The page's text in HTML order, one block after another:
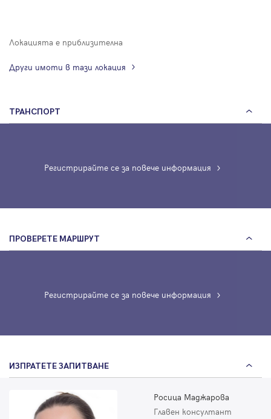
Локацията е приблизителна
Други имоти в тази локация
ТРАНСПОРТ
Регистрирайте се за повече информация
ПРОВЕРЕТЕ МАРШРУТ
Регистрирайте се за повече информация
ИЗПРАТЕТЕ ЗАПИТВАНЕ
Росица Маджарова
Главен консултант